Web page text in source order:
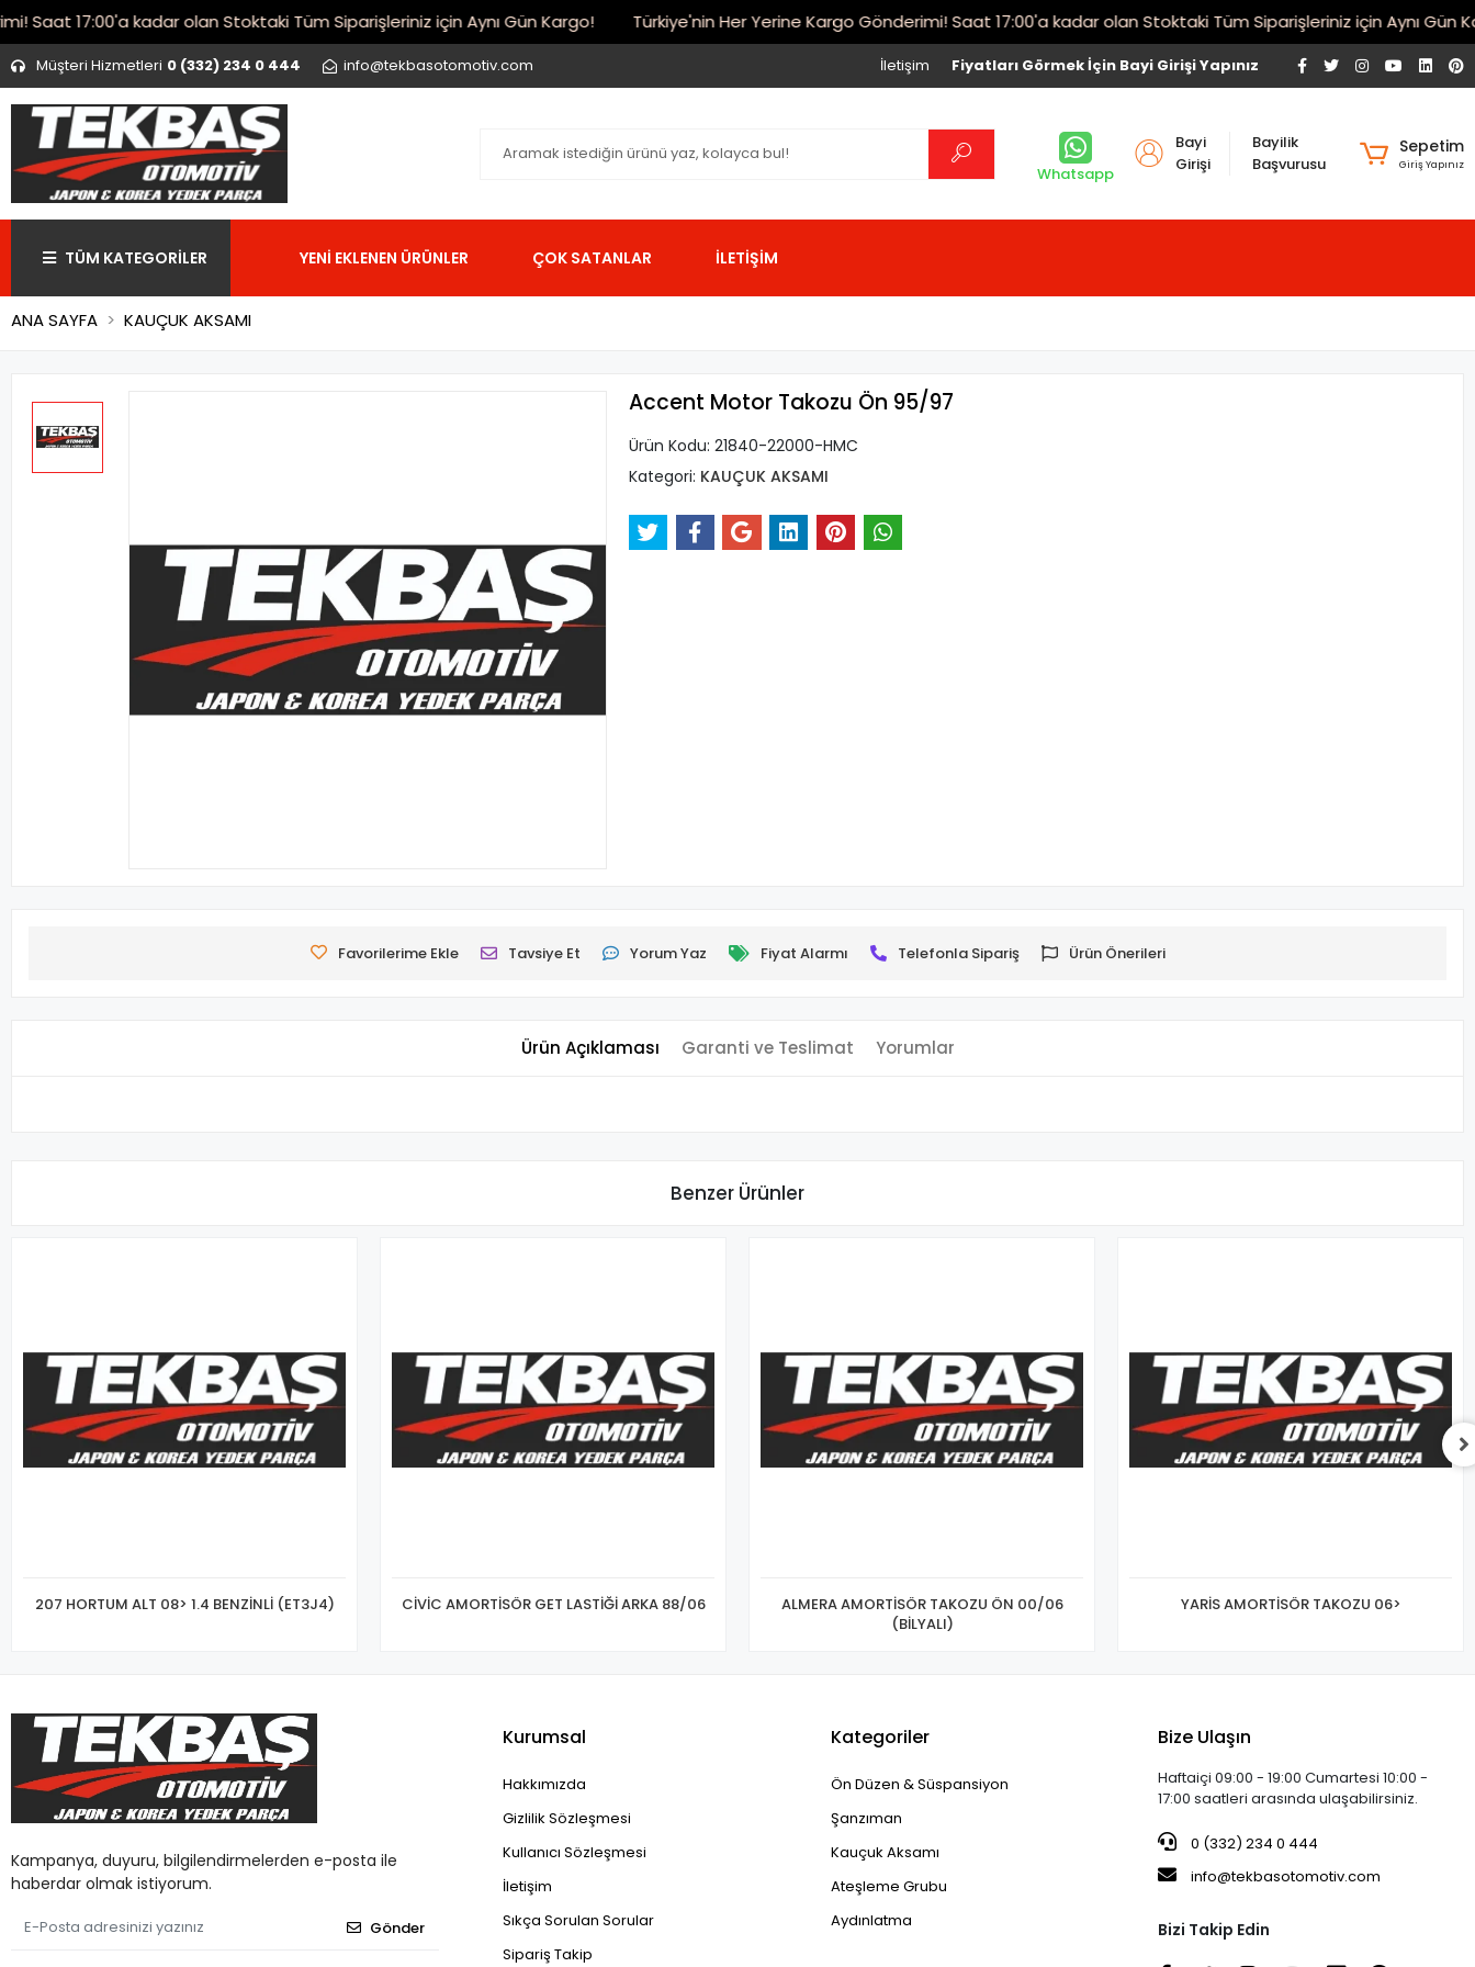
17:00'a kadar olan Stoktaki Tüm Siparişleriniz için Aynı Gün Kargo! Türkiye'nin Her Yerine Kargo Gönderimi! Saat 17:00'a kadar olan Stoktaki Tüm Siparişleriniz için Aynı Gün
Müşteri Hizmetleri 0 (332) 234 0 444 info@tekbasotomotiv.com Fiyatları Görmek İçin Bayi Girişi Yapınız
İletişim
Whatsapp
Bayi
Girişi
Bayilik
Başvurusu
Sepetim
Giriş Yapınız
TÜM KATEGORİLER YENİ EKLENEN ÜRÜNLER ÇOK SATANLAR İLETİŞİM
ANA SAYFA KAUÇUK AKSAMI
Accent Motor Takozu Ön 95/97
Ürün Kodu: 21840-22000-HMC
Kategori: KAUÇUK AKSAMI
Favorilerime Ekle Tavsiye Et Yorum Yaz Fiyat Alarmı Telefonla Sipariş Ürün Önerileri
Ürün Açıklaması Garanti ve Teslimat Yorumlar
Benzer Ürünler
207 HORTUM ALT 08> 1.4 BENZİNLİ (ET3J4) CİVİC AMORTİSÖR GET LASTİĞİ ARKA 88/06
ALMERA AMORTİSÖR TAKOZU ÖN 00/06
(BİLYALI)
YARİS AMORTİSÖR TAKOZU 06>
Kampanya, duyuru, bilgilendirmelerden e-posta ile
haberdar olmak istiyorum.
Gönder
Kurumsal
Hakkımızda
Gizlilik Sözleşmesi
Kullanıcı Sözleşmesi
İletişim
Sıkça Sorulan Sorular
Sipariş Takip
Kategoriler
Ön Düzen & Süspansiyon
Şanzıman
Kauçuk Aksamı
Ateşleme Grubu
Aydınlatma
Bize Ulaşın
Haftaiçi 09:00 - 19:00 Cumartesi 10:00 -
17:00 saatleri arasında ulaşabilirsiniz.
0 (332) 234 0 444
info@tekbasotomotiv.com
Bizi Takip Edin